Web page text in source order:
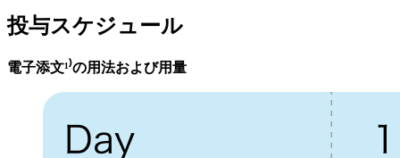
投与スケジュール
電子添文¹⁾の用法および用量